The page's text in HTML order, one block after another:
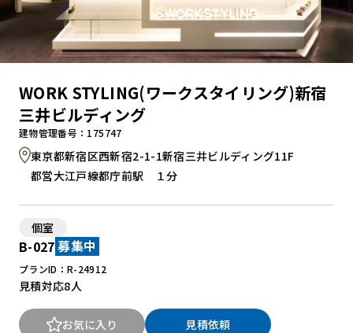
WORK STYLING(ワークスタイリング)新宿
三井ビルディング
建物管理番号：175747
東京都新宿区西新宿2-1-1新宿三井ビルディング11F
都営大江戸線都庁前駅 １分
個室
B-027 募集中
プランID：R-24912
見積対応8人
お気に入り 見積依頼